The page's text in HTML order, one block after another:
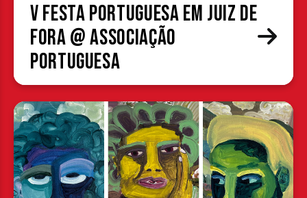
V Festa Portuguesa em Juiz de
Fora @ Associação
Portuguesa